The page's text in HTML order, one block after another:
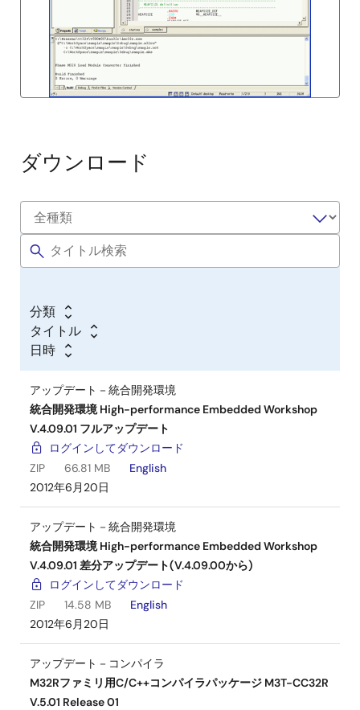
ダウンロード
分類
タイトル
日時
アップデート－統合開発環境
統合開発環境 High-performance Embedded Workshop
V.4.09.01 フルアップデート
ログインしてダウンロード
ZIP
66.81 MB
English
2012年6月20日
アップデート－統合開発環境
統合開発環境 High-performance Embedded Workshop
V.4.09.01 差分アップデート(V.4.09.00から)
ログインしてダウンロード
ZIP
14.58 MB
English
2012年6月20日
アップデート－コンパイラ
M32Rファミリ用C/C++コンパイラパッケージ M3T-CC32R
V.5.01 Release 01